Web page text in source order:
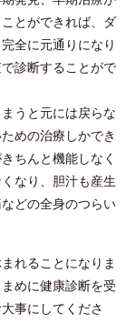
とができれば、ダ
全に元通りになり
診断することがで
うと元には戻らな
めの治療しかでき
ちんと機能しなく
なり、胆汁も産生
どの全身のつらい
れることになりま
めに健康診断を受
事にしてくださ